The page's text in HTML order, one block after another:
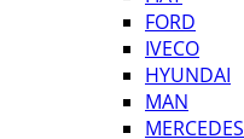
FORD
IVECO
HYUNDAI
MAN